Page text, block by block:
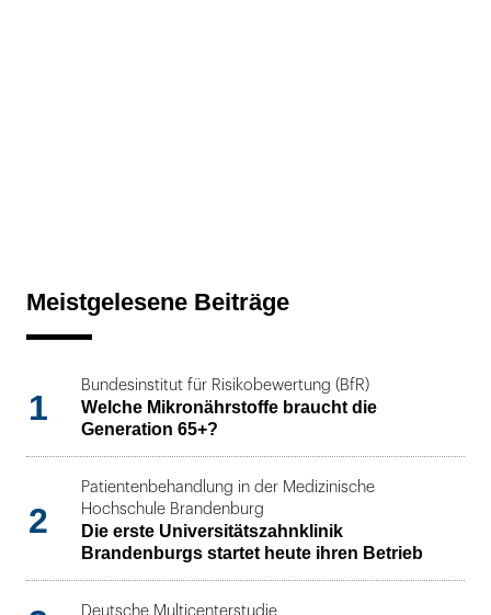
Meistgelesene Beiträge
1
Bundesinstitut für Risikobewertung (BfR)
Welche Mikronährstoffe braucht die
Generation 65+?
2
Patientenbehandlung in der Medizinische
Hochschule Brandenburg
Die erste Universitätszahnklinik
Brandenburgs startet heute ihren Betrieb
Deutsche Multicenterstudie